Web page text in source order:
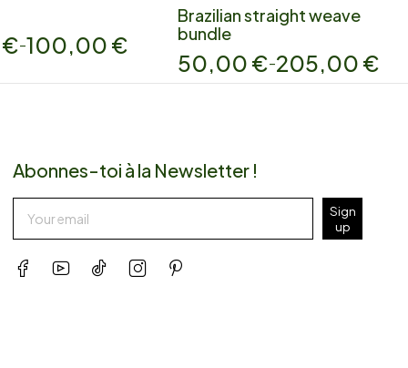
€–100,00 €
Brazilian straight weave
bundle
50,00 €–205,00 €
Abonnes-toi à la Newsletter !
Sign
up